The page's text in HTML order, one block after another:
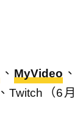
、 MyVideo 、
、Twitch（6月